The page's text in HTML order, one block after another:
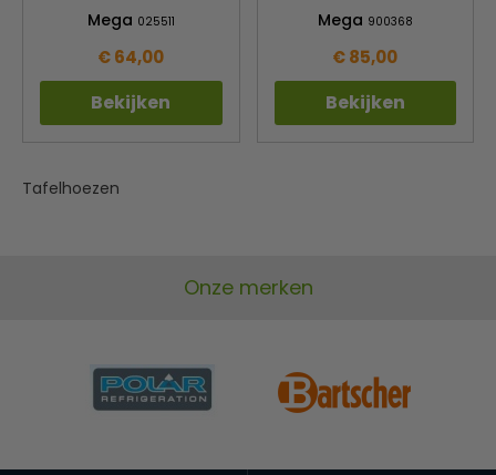
Mega 025511
€ 64,00
Bekijken
Mega 900368
€ 85,00
Bekijken
Tafelhoezen
Onze merken